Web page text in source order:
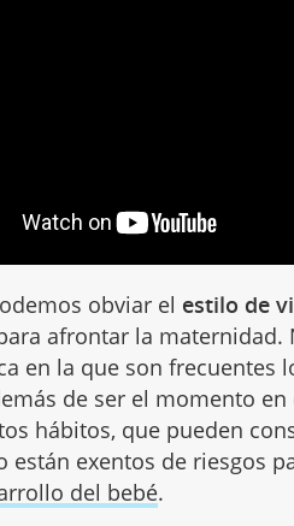
obviar el estilo de
afrontar la
en la que son frecuentes
de ser el momento
hábitos, que pueden
están exentos de riesgos
del bebé.